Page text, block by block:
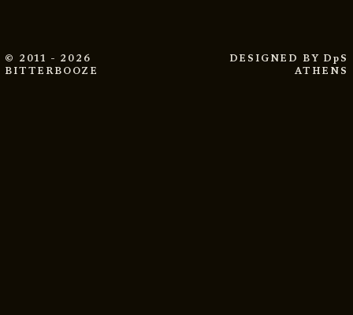
© 2011 - 2026
BITTERBOOZE
DESIGNED BY DpS
ATHENS